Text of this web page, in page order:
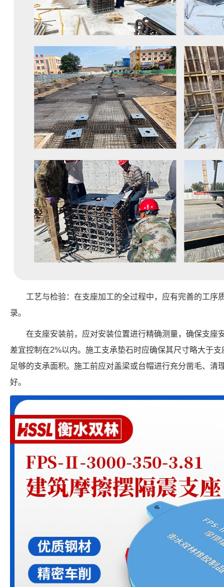
工艺与检验：在支座加工的全过程中，应有完善的工序
录。
在支座安装前，应对安装位置进行精确测量，确保支座
差宜控制在2%以内。施工支承垫石时应确保其尺寸略大于
足够的支承面积。施工前应对盖梁或台帽进行充分凿毛、清
好。